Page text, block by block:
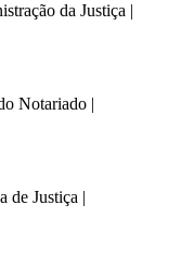
da Justiça |
Notariado |
de Justiça |